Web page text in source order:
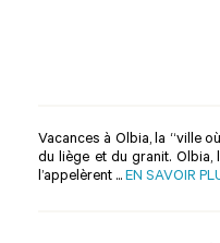
Vacances à Olbia, la “ville
du liège et du granit.
l’appelèrent ... EN SAVOIR